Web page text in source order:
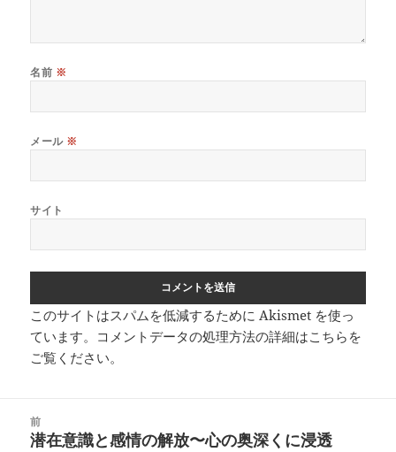
名前 ※
メール ※
サイト
このサイトはスパムを低減するために Akismet を使っ
ています。 コメントデータの処理方法の詳細はこちらを
ご覧ください。
前
前
潜在意識と感情の解放〜心の奥深くに浸透